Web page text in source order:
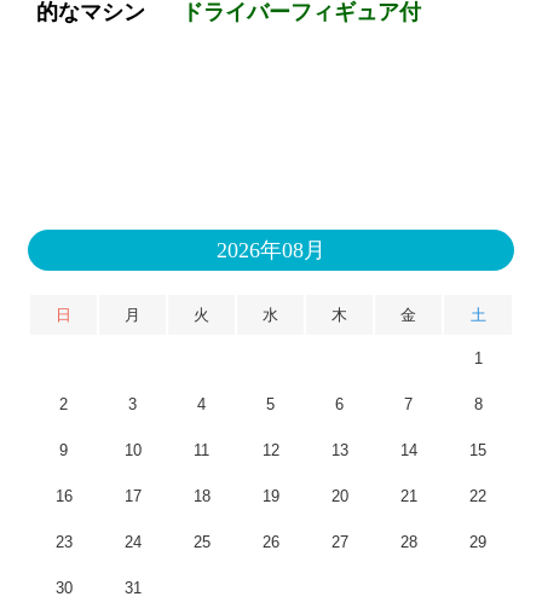
的なマシン
ドライバーフィギュア付
2026年08月
日 月 火 水 木 金 土
1
2 3 4 5 6 7 8
9 10 11 12 13 14 15
16 17 18 19 20 21 22
23 24 25 26 27 28 29
30 31